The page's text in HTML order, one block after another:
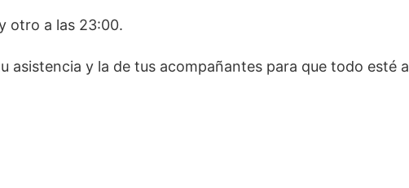
otro a las 23:00.
asistencia y la de tus acompañantes para que todo esté a